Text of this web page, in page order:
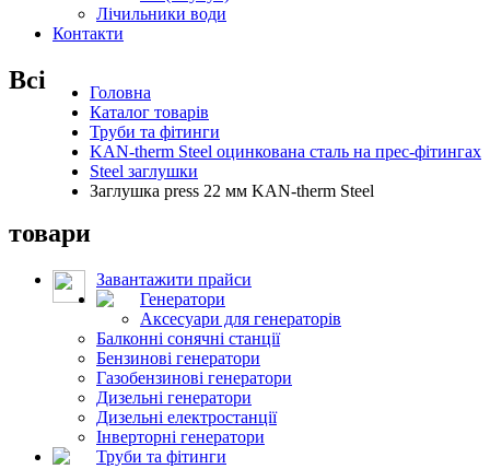
Лічильники води
Контакти
Головна
Каталог товарів
Труби та фітинги
KAN-therm Steel оцинкована сталь на прес-фітингах
Steel заглушки
Заглушка press 22 мм KAN-therm Steel
Всі
товари
Завантажити прайси
Генератори
Аксесуари для генераторів
Балконні сонячні станції
Бензинові генератори
Газобензинові генератори
Дизельні генератори
Дизельні електростанції
Інверторні генератори
Труби та фітинги